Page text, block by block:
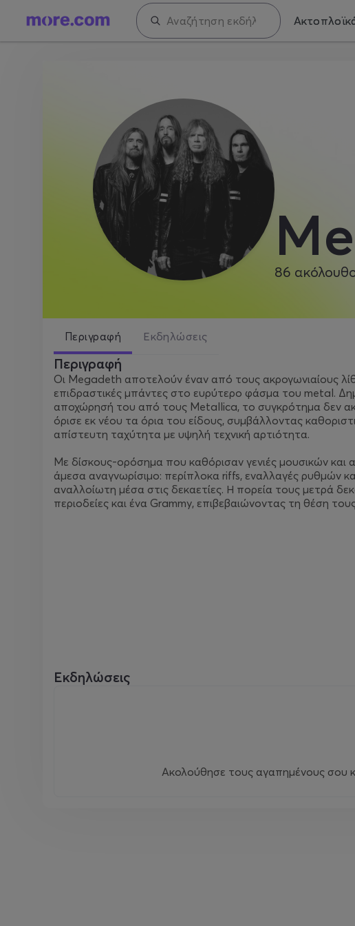
86
Περιγραφή Εκδηλώσεις
Περιγραφή
Οι Megadeth αποτελούν έναν από τους ακρογωνιαίους
επιδραστικές μπάντες στο ευρύτερο φάσμα του metal.
αποχώρησή του από τους Metallica, το συγκρότημα δεν
όρισε εκ νέου τα όρια του είδους, συμβάλλοντας
απίστευτη ταχύτητα με υψηλή τεχνική αρτιότητα.
Με δίσκους-ορόσημα που καθόρισαν γενιές μουσικών
άμεσα αναγνωρίσιμο: περίπλοκα riffs, εναλλαγές ρυθμών
αναλλοίωτη μέσα στις δεκαετίες. Η πορεία τους μετρά
περιοδείες και ένα Grammy, επιβεβαιώνοντας τη θέση
Εκδηλώσεις
Ακολούθησε τους αγαπημένους σου